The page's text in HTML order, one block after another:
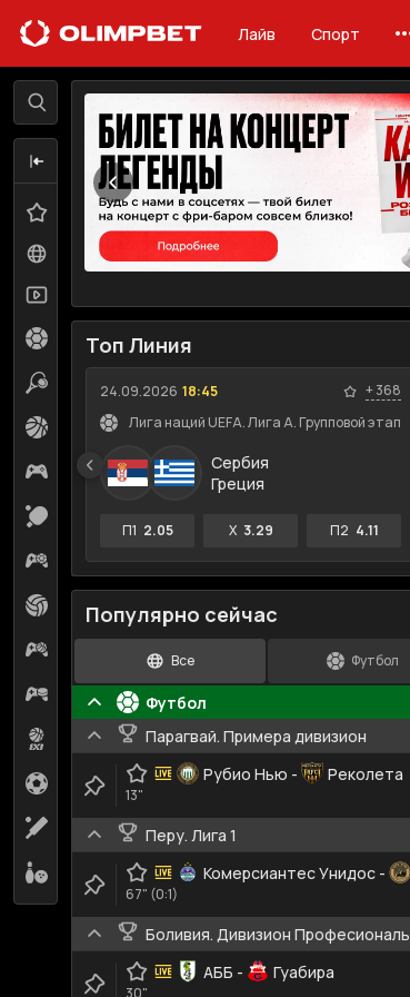
Лайв Спорт
Лайв
Избранное 0
Все события
Футбол
Теннис
Баскетбол 3
Киберспорт
Киберфутбол 14
Волейбол
Кибербаскетбол
Киберхоккей
Баскетбол 3х3 1
Гандбол 1
Крикет
Боулинг 1
Топ Линия
24.09.2026 18:45 +368
Лига наций UEFA. Лига A. Групповой этап
Сербия
Греция
П1 2.05 X 3.29 П2 4.11
Популярно сейчас
Все Футбол
Футбол
Парагвай. Примера дивизион
Рубио Нью - Реколета
13"
Перу. Лига 1
Комерсиантес Унидос -
67" (0:1)
Боливия. Дивизион Професиональ
АББ - Гуабира
30"